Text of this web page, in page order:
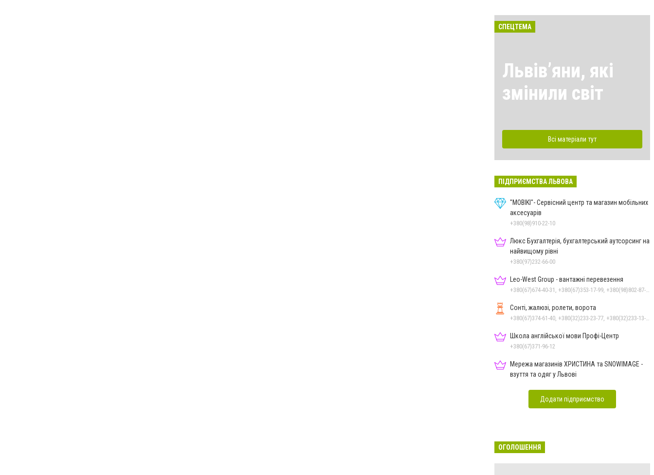
СПЕЦТЕМА
Львівʼяни, які
змінили світ
Всі матеріали тут
ПІДПРИЄМСТВА ЛЬВОВА
"MOBIKI"- Сервісний центр та магазин мобільних
аксесуарів
+380(98)910-22-10
Люкс Бухгалтерія, бухгалтерський аутсорсинг на
найвищому рівні
+380(97)232-66-00
Leo-West Group - вантажні перевезення
Сонті, жалюзі, ролети, ворота
Школа англійської мови Профі-Центр
+380(67)371-96-12
Мережа магазинів ХРИСТИНА та SNOWIMAGE -
взуття та одяг у Львові
Додати підприємство
ОГОЛОШЕННЯ